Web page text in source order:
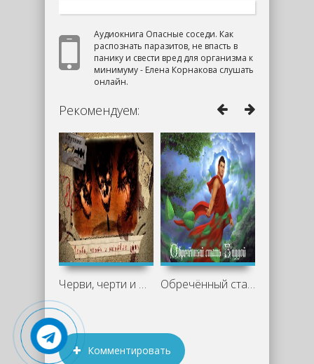
Аудиокнига Опасные соседи. Как
распознать паразитов, не впасть в
панику и свести вред для организма к
минимуму - Елена Корнакова слушать
онлайн.
Рекомендуем:
Черви, черти и мёртвые души (Сборник) - Обречённый стать Буддой - Слава Ветер
Комментировать